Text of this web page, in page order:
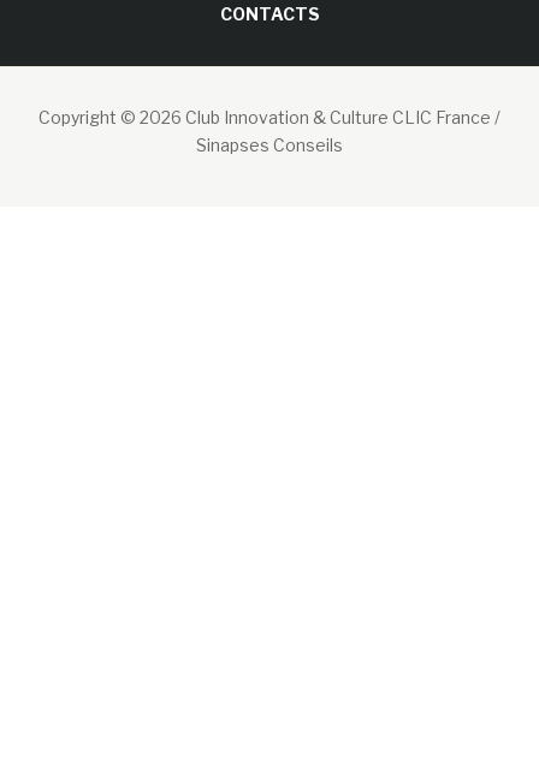
CONTACTS
Copyright © 2026 Club Innovation & Culture CLIC France /
Sinapses Conseils